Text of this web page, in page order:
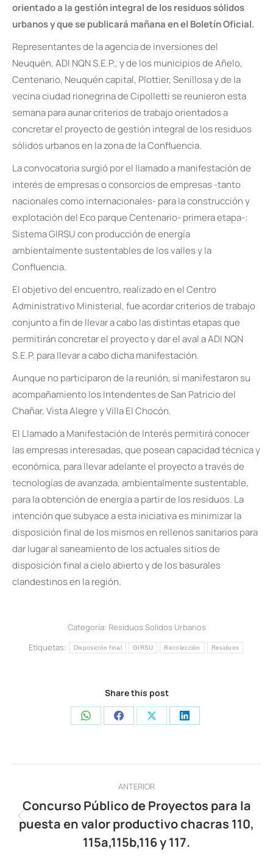
orientado a la gestión integral de los residuos sólidos
urbanos y que se publicará mañana en el Boletín Oficial.
Representantes de la agencia de inversiones del
Neuquén, ADI NQN S.E.P., y de los municipios de Añelo,
Centenario, Neuquén capital, Plottier, Senillosa y de la
vecina ciudad rionegrina de Cipolletti se reunieron esta
semana para aunar criterios de trabajo orientados a
concretar el proyecto de gestión integral de los residuos
sólidos urbanos en la zona de la Confluencia.
La convocatoria surgió por el llamado a manifestación de
interés de empresas o consorcios de empresas -tanto
nacionales como internacionales- para la construcción y
explotación del Eco parque Centenario- primera etapa-:
Sistema GIRSU con producción de energía
ambientalmente sustentables de los valles y la
Confluencia.
El objetivo del encuentro, realizado en el Centro
Administrativo Ministerial, fue acordar criterios de trabajo
conjunto a fin de llevar a cabo las distintas etapas que
permitirán concretar el proyecto y dar el aval a ADI NQN
S.E.P. para llevar a cabo dicha manifestación.
Aunque no participaron de la reunión, sí manifestaron su
acompañamiento los Intendentes de San Patricio del
Chañar, Vista Alegre y Villa El Chocón.
El Llamado a Manifestación de Interés permitirá conocer
las empresas interesadas, que posean capacidad técnica y
económica, para llevar adelante el proyecto a través de
tecnologías de avanzada, ambientalmente sustentable,
para la obtención de energía a partir de los residuos. La
intención que subyace a esta iniciativa es minimizar la
disposición final de los mismos en rellenos sanitarios para
dar lugar al saneamiento de los actuales sitios de
disposición final a cielo abierto y de los basurales
clandestinos en la región.
Categoría: Residuos Solidos Urbanos
Etiquetas:
Disposición final GIRSU Recolección Residuos
Share this post
Share
WhatsApp
Share
Facebook
Share
X
Share
LinkedIn
Navegación
entre
publicaciones
ANTERIOR
Publicación
anterior:
Concurso Público de Proyectos para la
puesta en valor productivo chacras 110,
115a,115b,116 y 117.